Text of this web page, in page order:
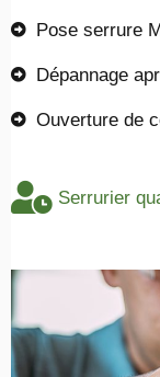
Pose serrure
Dépannage
Ouverture de
Serrurier